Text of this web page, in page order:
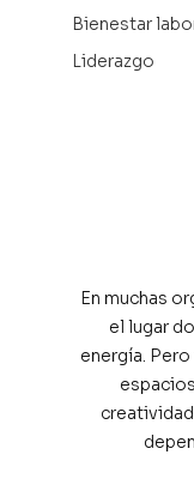
Bienestar
Liderazgo
En muchas
el lugar
energía.